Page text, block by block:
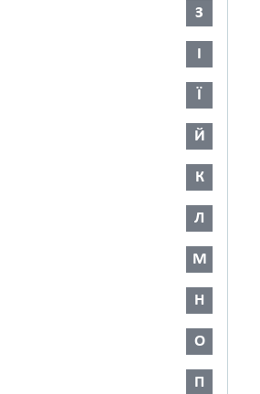
З
І
Ї
Й
К
Л
М
Н
О
П